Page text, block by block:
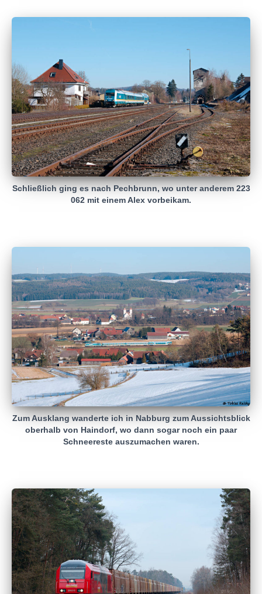
Schließlich ging es nach Pechbrunn, wo unter anderem 223
062 mit einem Alex vorbeikam.
Zum Ausklang wanderte ich in Nabburg zum Aussichtsblick
oberhalb von Haindorf, wo dann sogar noch ein paar
Schneereste auszumachen waren.